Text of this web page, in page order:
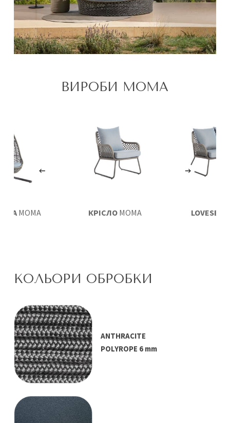
ВИРОБИ MOMA
КРІСЛОMOMA LOVESEAT
MOMA
КОЛЬОРИ ОБРОБКИ
ANTHRACITE
POLYROPE 6 mm